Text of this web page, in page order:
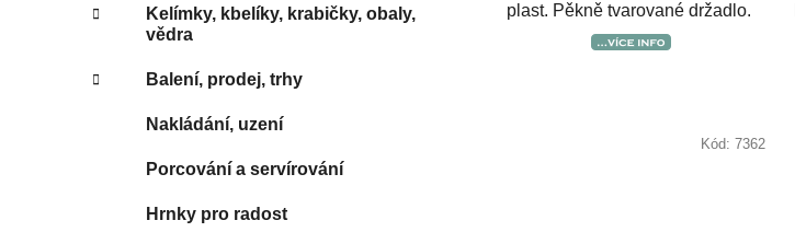
Kelímky, kbelíky, krabičky, obaly,
vědra
Balení, prodej, trhy
Nakládání, uzení
Porcování a servírování
Hrnky pro radost
plast. Pěkně tvarované držadlo.
Kód: 7362